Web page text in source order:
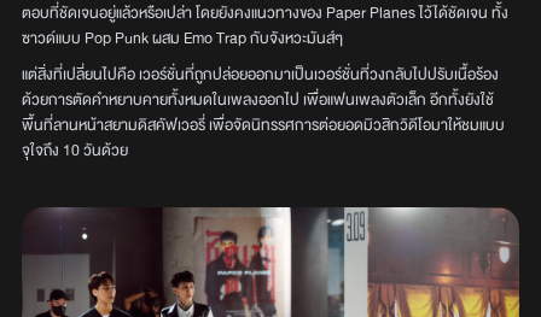
ตอบที่ชัดเจนอยู่แล้วหรือเปล่า โดยยังคงแนวทางของ Paper Planes ไว้ได้ชัดเจน ทั้ง
ซาวด์แบบ Pop Punk ผสม Emo Trap กับจังหวะมันส์ๆ
แต่สิ่งที่เปลี่ยนไปคือ เวอร์ชั่นที่ถูกปล่อยออกมาเป็นเวอร์ชั่นที่วงกลับไปปรับเนื้อร้อง
ด้วยการตัดคำหยาบคายทั้งหมดในเพลงออกไป เพื่อแฟนเพลงตัวเล็ก อีกทั้งยังใช้
พื้นที่ลานหน้าสยามดิสคัฟเวอรี่ เพื่อจัดนิทรรศการต่อยอดมิวสิกวิดีโอมาให้ชมแบบ
จุใจถึง 10 วันด้วย